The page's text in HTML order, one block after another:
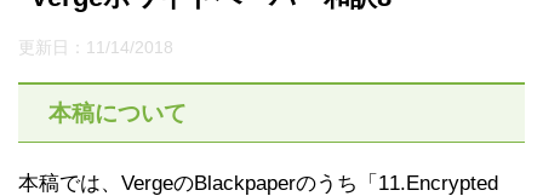
更新日： 11/14/2018
本稿について
本稿では、VergeのBlackpaperのうち「11.Encrypted